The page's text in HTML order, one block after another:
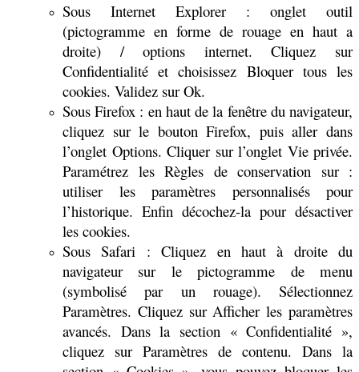
Sous Internet Explorer : onglet outil
(pictogramme en forme de rouage en haut a
droite) / options internet. Cliquez sur
Confidentialité et choisissez Bloquer tous les
cookies. Validez sur Ok.
Sous Firefox : en haut de la fenêtre du navigateur,
cliquez sur le bouton Firefox, puis aller dans
l’onglet Options. Cliquer sur l’onglet Vie privée.
Paramétrez les Règles de conservation sur :
utiliser les paramètres personnalisés pour
l’historique. Enfin décochez-la pour désactiver
les cookies.
Sous Safari : Cliquez en haut à droite du
navigateur sur le pictogramme de menu
(symbolisé par un rouage). Sélectionnez
Paramètres. Cliquez sur Afficher les paramètres
avancés. Dans la section « Confidentialité »,
cliquez sur Paramètres de contenu. Dans la